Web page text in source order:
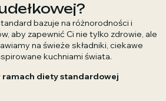
bazuje na różnorodności i
aby zapewnić Ci nie tylko zdrowie, ale
na świeże składniki, ciekawe
kuchniami świata.
ramach diety standardowej